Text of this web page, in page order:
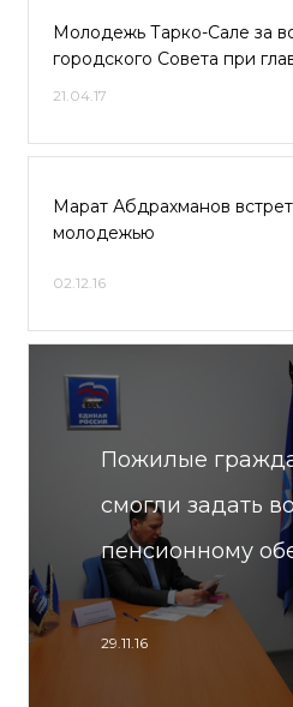
Молодежь Тарко-Сале за
городского Совета при
21.04.17
Марат Абдрахманов
молодежью
02.12.16
Пожилые
смогли задать
пенсионному
29.11.16